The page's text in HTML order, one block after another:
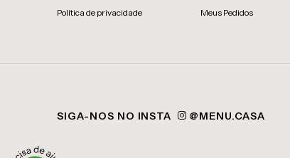
Política de privacidade Meus Pedidos
SIGA-NOS NO INSTA @MENU.CASA